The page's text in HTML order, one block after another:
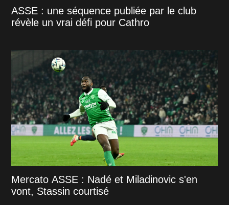
ASSE : une séquence publiée par le club
révèle un vrai défi pour Cathro
Mercato ASSE : Nadé et Miladinovic s'en
vont, Stassin courtisé